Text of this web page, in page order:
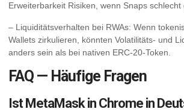
Erweiterbarkeit Risiken, wenn Snaps schlecht
– Liquiditätsverhalten bei RWAs: Wenn
Wallets zirkulieren, könnten Volatilitäts- und
anders sein als bei nativen ERC-20-Token.
FAQ — Häufige Fragen
Ist MetaMask in Chrome in